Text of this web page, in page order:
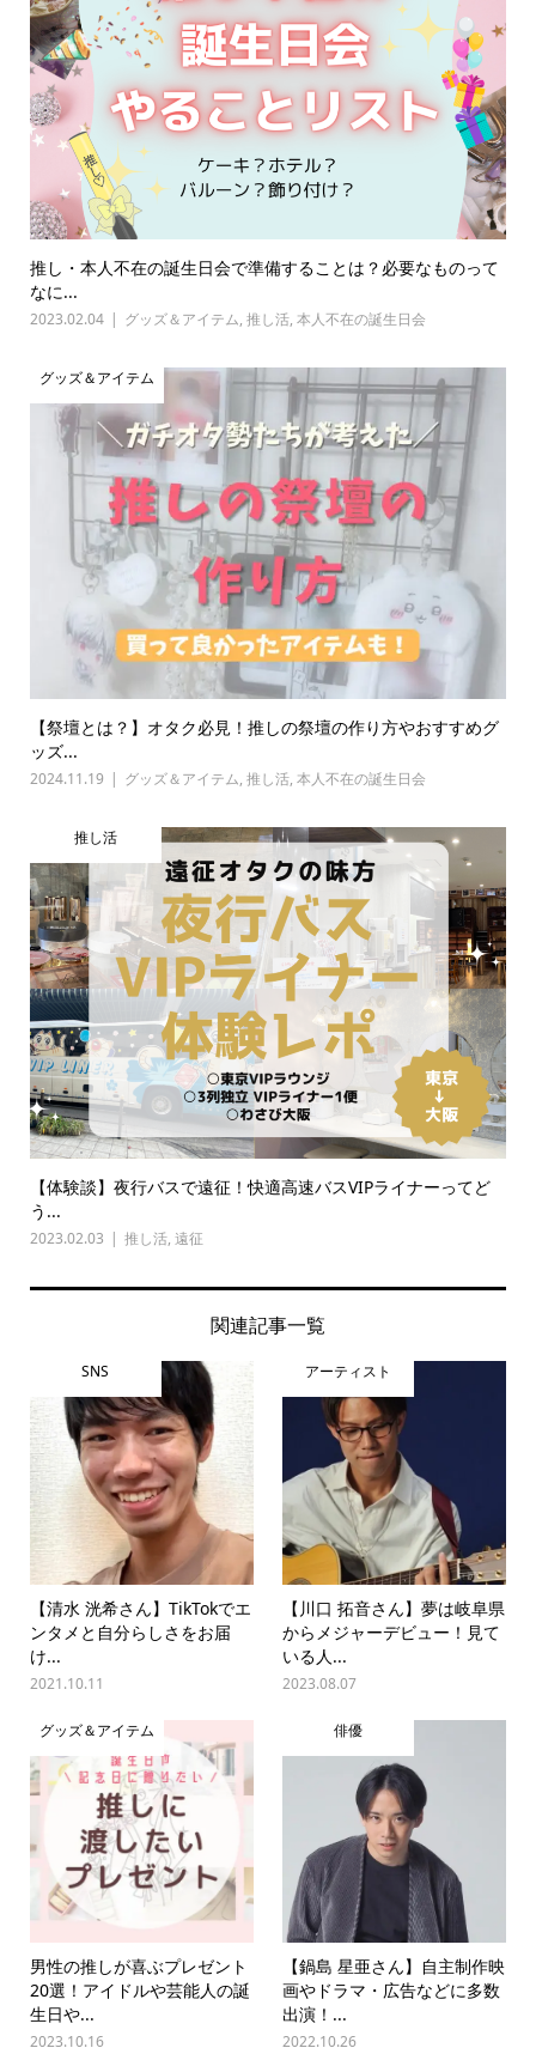
推し・本人不在の誕生日会で準備することは？必要なものって
なに...
2023.02.04 グッズ＆アイテム, 推し活, 本人不在の誕生日会
グッズ＆アイテム
【祭壇とは？】オタク必見！推しの祭壇の作り方やおすすめグ
ッズ...
2024.11.19 グッズ＆アイテム, 推し活, 本人不在の誕生日会
推し活
【体験談】夜行バスで遠征！快適高速バスVIPライナーってど
う...
2023.02.03 推し活, 遠征
関連記事一覧
SNS
【清水 洸希さん】TikTokでエ
ンタメと自分らしさをお届
け...
2021.10.11
アーティスト
【川口 拓音さん】夢は岐阜県
からメジャーデビュー！見て
いる人...
2023.08.07
グッズ＆アイテム
男性の推しが喜ぶプレゼント
20選！アイドルや芸能人の誕
生日や...
2023.10.16
俳優
【鍋島 星亜さん】自主制作映
画やドラマ・広告などに多数
出演！...
2022.10.26